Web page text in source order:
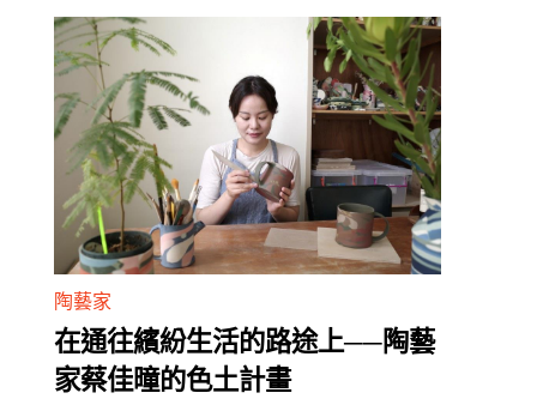
陶藝家
在通往繽紛生活的路途上──陶藝
家蔡佳曈的色土計畫